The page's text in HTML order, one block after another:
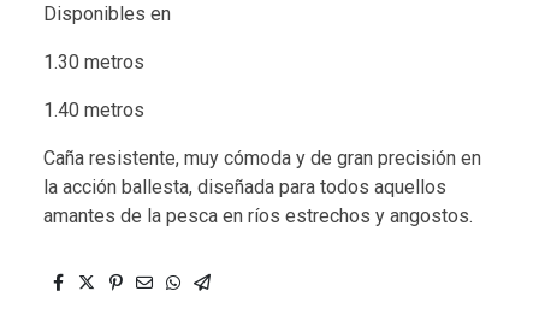
Disponibles en
1.30 metros
1.40 metros
Caña resistente, muy cómoda y de gran precisión en
la acción ballesta, diseñada para todos aquellos
amantes de la pesca en ríos estrechos y angostos.